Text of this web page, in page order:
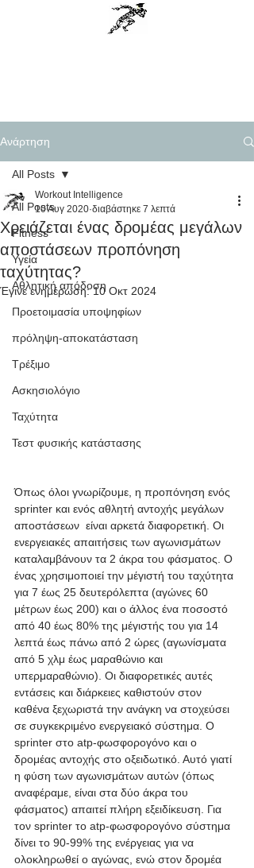
Ανάρτηση
All Posts
Fitness
Υγεία
Αθλητική απόδοση
Προετοιμασία υποψηφίων
πρόληψη-αποκατάσταση
Τρέξιμο
Ασκησιολόγιο
Ταχύτητα
Τεστ φυσικής κατάστασης
All Posts
Χρειάζεται ένας δρομέας μεγάλων
αποστάσεων προπόνηση
ταχύτητας?
Workout Intelligence
10 Αυγ 2020 διαβάστηκε 7 λεπτά
Έγινε ενημέρωση:10 Οκτ 2024
Όπως όλοι γνωρίζουμε, η προπόνηση ενός
sprinter και ενός αθλητή αντοχής μεγάλων
αποστάσεων  είναι αρκετά διαφορετική. Οι
ενεργειακές απαιτήσεις των αγωνισμάτων
καταλαμβάνουν τα 2 άκρα του φάσματος. Ο
ένας χρησιμοποιεί την μέγιστή του ταχύτητα
για 7 έως 25 δευτερόλεπτα (αγώνες 60
μέτρων έως 200) και ο άλλος ένα ποσοστό
από 40 έως 80% της μέγιστής του για 14
λεπτά έως πάνω από 2 ώρες (αγωνίσματα
από 5 χλμ έως μαραθώνιο και
υπερμαραθώνιο). Οι διαφορετικές αυτές
εντάσεις και διάρκειες καθιστούν στον
καθένα ξεχωριστά την ανάγκη να στοχεύσει
σε συγκεκριμένο ενεργειακό σύστημα. Ο
sprinter στο atp-φωσφορογόνο και ο
δρομέας αντοχής στο οξειδωτικό. Αυτό γιατί
η φύση των αγωνισμάτων αυτών (όπως
αναφέραμε, είναι στα δύο άκρα του
φάσματος) απαιτεί πλήρη εξειδίκευση. Για
τον sprinter το atp-φωσφορογόνο σύστημα
δίνει το 90-99% της ενέργειας για να
ολοκληρωθεί ο αγώνας, ενώ στον δρομέα